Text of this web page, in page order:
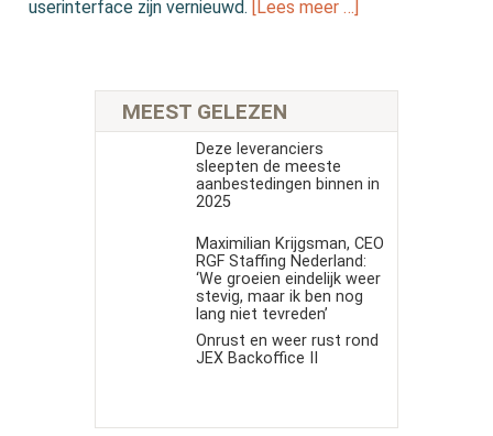
userinterface zijn vernieuwd.
[Lees meer …]
MEEST GELEZEN
Deze leveranciers
sleepten de meeste
aanbestedingen binnen in
2025
Maximilian Krijgsman, CEO
RGF Staffing Nederland:
‘We groeien eindelijk weer
stevig, maar ik ben nog
lang niet tevreden’
Onrust en weer rust rond
JEX Backoffice II